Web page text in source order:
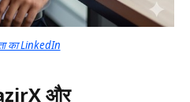
का LinkedIn
और